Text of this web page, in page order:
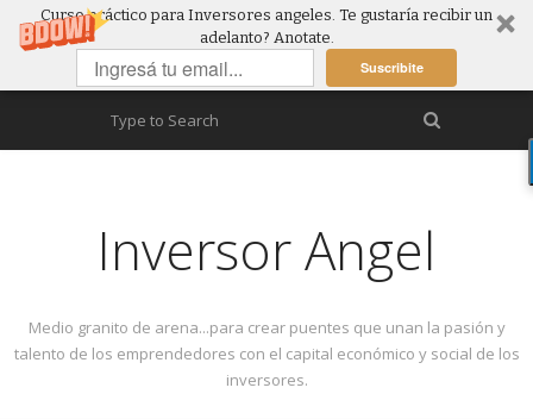
Curso práctico para Inversores angeles. Te gustaría recibir un
adelanto? Anotate.
Suscribite
Inversor Angel
Medio granito de arena...para crear puentes que unan la pasión y
talento de los emprendedores con el capital económico y social de los
inversores.